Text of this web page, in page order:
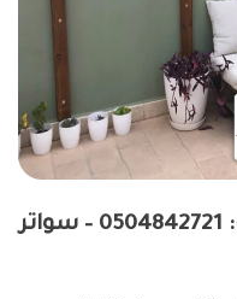
تركيب سواتر خشبية الخبر ت: 0504842721 – سواتر